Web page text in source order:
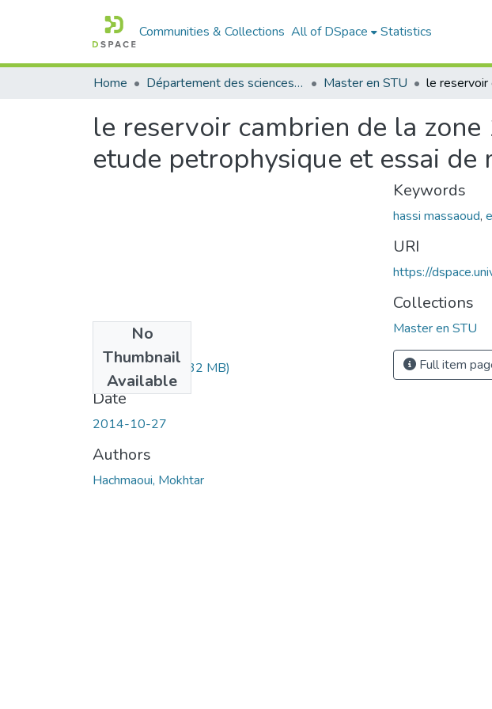
Communities & Collections All of DSpace Statistics
Home Département des sciences de la terre et de l'univers Master en STU
le reservoir cambrien de la
etude petrophysique et essai de
No
Thumbnail
Available
hachmaoui.pdf(5.32 MB)
Date
2014-10-27
Authors
Hachmaoui, Mokhtar
Keywords
hassi massaoud,
URI
https://
Collections
Master en STU
Full item